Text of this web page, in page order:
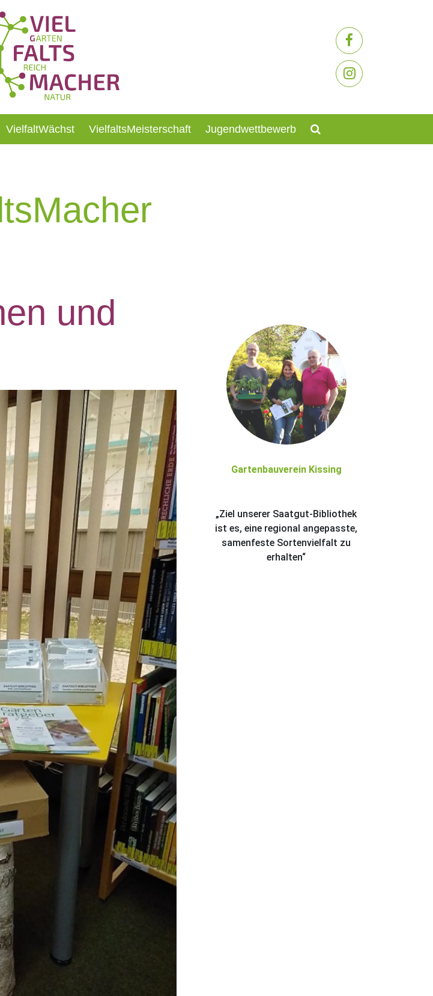
VielfaltWächst VielfaltsMeisterschaft Jugendwettbewerb
und
Gartenbauverein Kissing
„Ziel unserer Saatgut-Bibliothek
ist es, eine regional angepasste,
samenfeste Sortenvielfalt zu
erhalten“